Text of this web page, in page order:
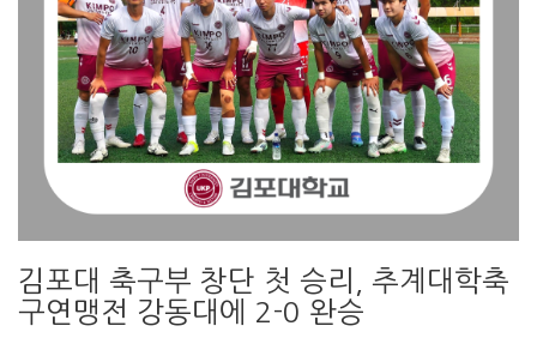
김포대 축구부 창단 첫 승리, 추계대학축
구연맹전 강동대에 2-0 완승